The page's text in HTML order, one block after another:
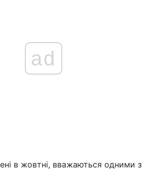
ad
в жовтні, вважаються одними з